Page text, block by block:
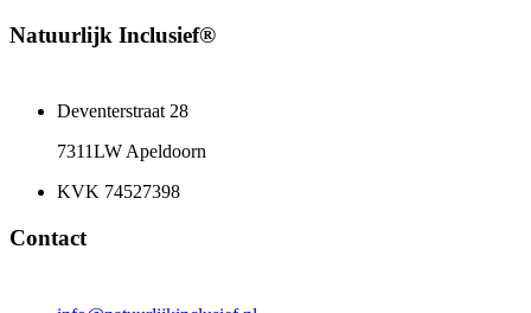
Natuurlijk Inclusief®
Deventerstraat 28
7311LW Apeldoorn
KVK 74527398
Contact